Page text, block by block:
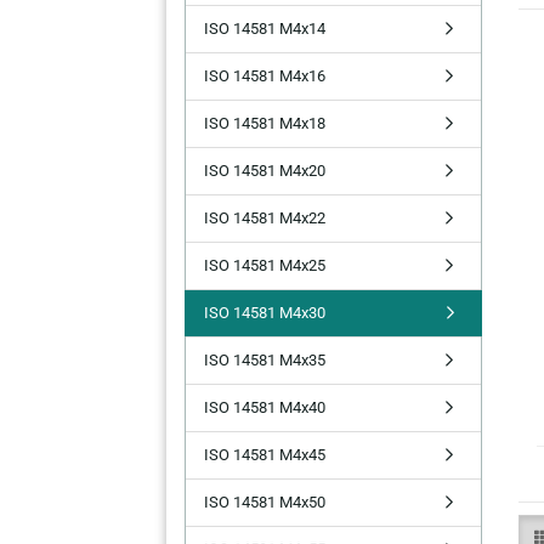
ISO 14581 M4x14
ISO 14581 M4x16
ISO 14581 M4x18
ISO 14581 M4x20
ISO 14581 M4x22
ISO 14581 M4x25
ISO 14581 M4x30
ISO 14581 M4x35
ISO 14581 M4x40
ISO 14581 M4x45
ISO 14581 M4x50